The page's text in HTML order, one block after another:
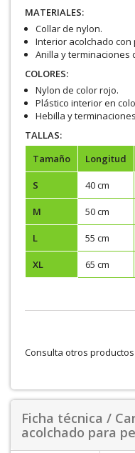
MATERIALES:
Collar de nylon.
Interior acolchado con
Anilla y terminaciones
COLORES:
Nylon de color rojo.
Plástico interior en
Hebilla y
TALLAS:
Tamaño
Longitud
S 40 cm
M 50 cm
L 55 cm
XL 65 cm
Consulta otros
Ficha técnica /
acolchado para